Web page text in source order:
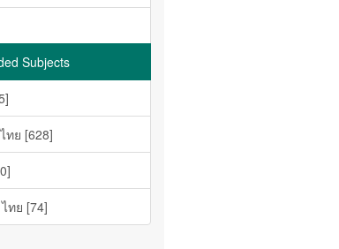
Subjects
ทย [628]
ทย [74]